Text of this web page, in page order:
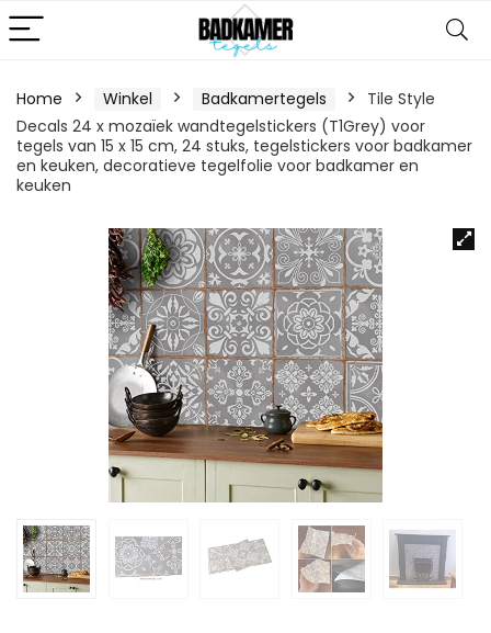
Home Winkel Badkamertegels
Tile Style
Decals 24 x mozaïek wandtegelstickers (T1Grey) voor
tegels van 15 x 15 cm, 24 stuks, tegelstickers voor badkamer
en keuken, decoratieve tegelfolie voor badkamer en
keuken